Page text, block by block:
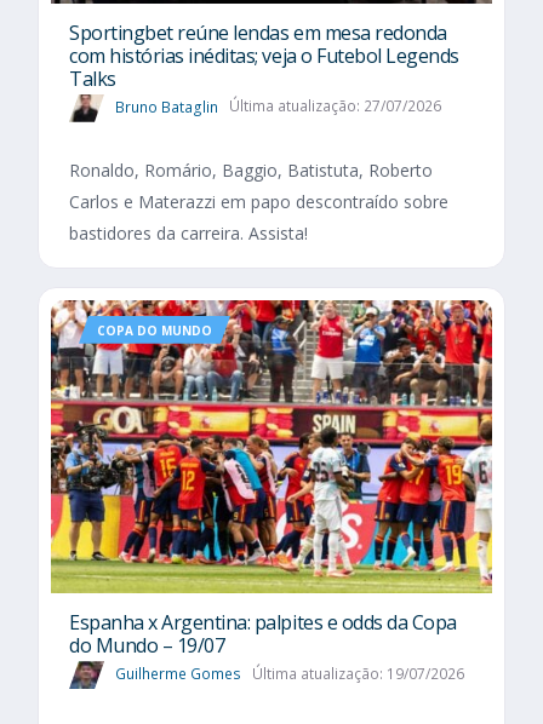
Sportingbet reúne lendas em mesa redonda
com histórias inéditas; veja o Futebol Legends
Talks
Bruno Bataglin Última atualização: 27/07/2026
Ronaldo, Romário, Baggio, Batistuta, Roberto
Carlos e Materazzi em papo descontraído sobre
bastidores da carreira. Assista!
COPA DO MUNDO
Espanha x Argentina: palpites e odds da Copa
do Mundo – 19/07
Guilherme Gomes Última atualização: 19/07/2026